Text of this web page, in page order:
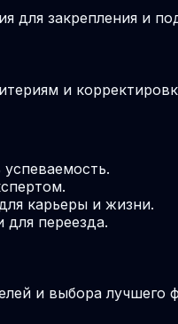
для закрепления и
и
карьеры и жизни.
переезда.
и выбора лучшего